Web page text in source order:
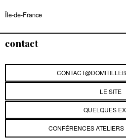
Île-de-France
contact
LE SITE
QUELQUES
CONFÉRENCES ATELIERS